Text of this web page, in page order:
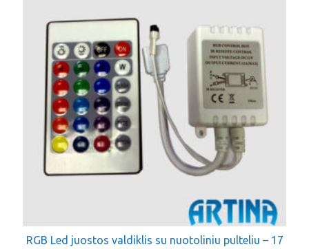
RGB Led juostos valdiklis su nuotoliniu pulteliu – 17